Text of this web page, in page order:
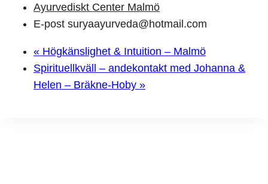
Ayurvediskt Center Malmö
E-post suryaayurveda@hotmail.com
« Högkänslighet & Intuition – Malmö
Spirituellkväll – andekontakt med Johanna &
Helen – Bräkne-Hoby »